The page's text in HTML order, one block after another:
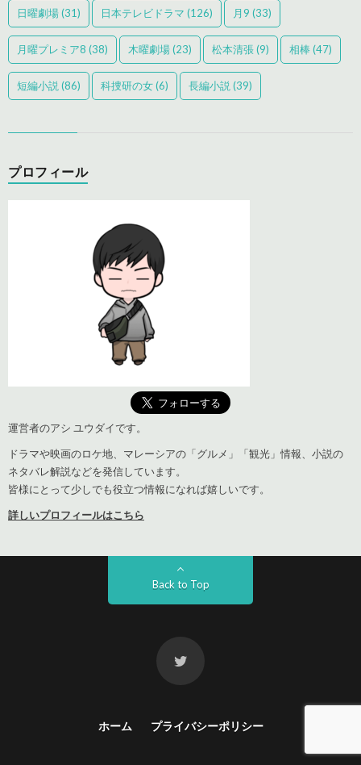
日曜劇場(31) 日本テレビドラマ (126) 月9 (33)
月曜プレミア8 (38) 木曜劇場(23) 松本清張(9) 相棒(47)
短編小説 (86) 科捜研の女(6) 長編小説 (39)
プロフィール
運営者のアシ ユウダイです。
ドラマや映画のロケ地、マレーシアの「グルメ」「観光」情報、小説の
ネタバレ解説などを発信しています。
皆様にとって少しでも役立つ情報になれば嬉しいです。
詳しいプロフィールはこちら
Back to Top
ホーム プライバシーポリシー